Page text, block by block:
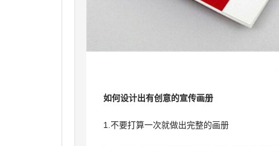
如何设计出有创意的宣传画册
1.不要打算一次就做出完整的画册